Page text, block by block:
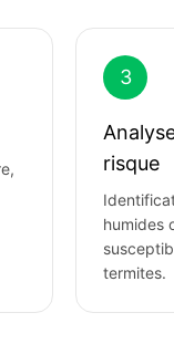
3
risque
humides
termites.